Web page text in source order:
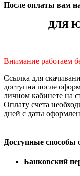
После оплаты вам
ДЛЯ
Внимание работаем
Ссылка для
доступна после
личном кабинете на
Оплату счета
дней с даты
Доступные способы
Банковский